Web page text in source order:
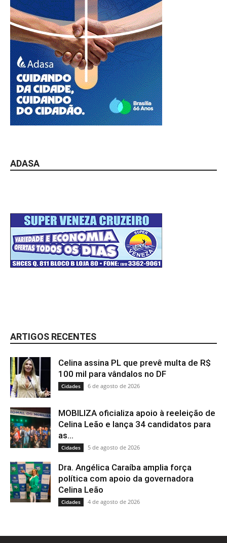
ADASA
ARTIGOS RECENTES
Celina assina PL que prevê multa de R$
100 mil para vândalos no DF
Cidades 6 de agosto de 2026
MOBILIZA oficializa apoio à reeleição de
Celina Leão e lança 34 candidatos para
as...
Cidades 5 de agosto de 2026
Dra. Angélica Caraíba amplia força
política com apoio da governadora
Celina Leão
Cidades 4 de agosto de 2026